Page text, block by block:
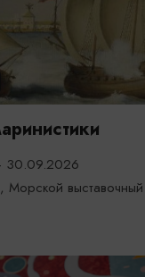
30.09.2026
Морской выставочный